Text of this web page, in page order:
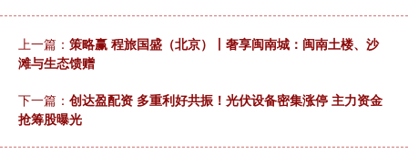
上一篇： 策略赢 程旅国盛（北京）丨奢享闽南城：闽南土楼、沙
滩与生态馈赠
下一篇： 创达盈配资 多重利好共振！光伏设备密集涨停 主力资金
抢筹股曝光